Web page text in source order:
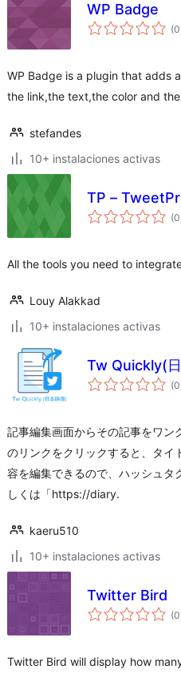
WP Badge
(0
WP Badge is a plugin that adds
the link,the text,the color and
stefandes
10+ instalaciones activas
TP –
(0
All the tools you need to
Louy Alakkad
10+ instalaciones activas
Tw Quickly(
(0
記事編集画面からその記事をワン
のリンクをクリックすると、タイ
容を編集できるので、ハッシュタ
しくは「https://diary.
kaeru510
10+ instalaciones activas
Twitter Bird
(0
Twitter Bird will display how